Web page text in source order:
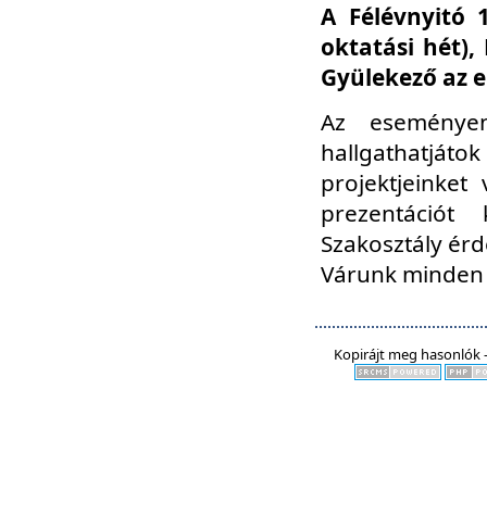
A Félévnyitó
oktatási hét),
Gyülekező az
Az
Szakosztály
Várunk
Kopirájt meg hasonlók